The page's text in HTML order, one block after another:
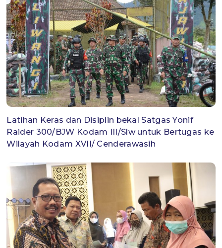
Latihan Keras dan Disiplin bekal Satgas Yonif
Raider 300/BJW Kodam III/Slw untuk Bertugas ke
Wilayah Kodam XVII/ Cenderawasih